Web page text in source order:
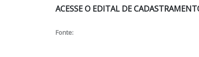
ACESSE O EDITAL DE
Fonte: